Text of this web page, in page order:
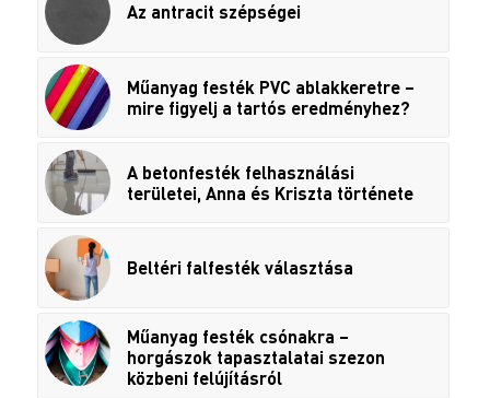
Az antracit szépségei
Műanyag festék PVC ablakkeretre –
mire figyelj a tartós eredményhez?
A betonfesték felhasználási
területei, Anna és Kriszta története
Beltéri falfesték választása
Műanyag festék csónakra –
horgászok tapasztalatai szezon
közbeni felújításról